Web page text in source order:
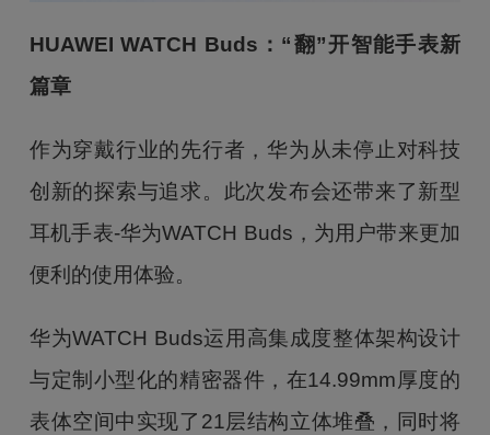
HUAWEI WATCH Buds ：“翻”开智能手表新
篇章
作为穿戴行业的先行者，华为从未停止对科技
创新的探索与追求。此次发布会还带来了新型
耳机手表-华为WATCH Buds，为用户带来更加
便利的使用体验。
华为WATCH Buds运用高集成度整体架构设计
与定制小型化的精密器件，在14.99mm厚度的
表体空间中实现了21层结构立体堆叠，同时将